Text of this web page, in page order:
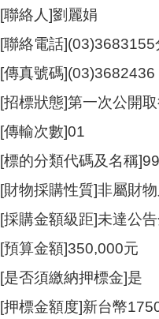
[聯絡人]劉麗娟
[聯絡電話](03)3683155
[傳真號碼](03)3682436
[招標狀態]第一次公開
[傳輸次數]01
[標的分類代碼及名稱
[財物採購性質]非屬財
[採購金額級距]未達公
[預算金額]350,000元
[是否須繳納押標金]是
[押標金額度]新台幣